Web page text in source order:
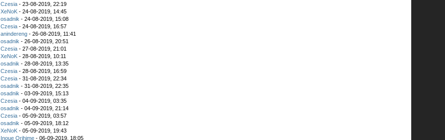
Czesia - 23-08-2019, 22:19
XeNoK - 24-08-2019, 14:45
osadnik - 24-08-2019, 15:08
Czesia - 24-08-2019, 16:57
anindereng - 26-08-2019, 11:41
osadnik - 26-08-2019, 20:51
Czesia - 27-08-2019, 21:01
XeNoK - 28-08-2019, 10:11
osadnik - 28-08-2019, 13:35
Czesia - 28-08-2019, 16:59
Czesia - 31-08-2019, 22:34
osadnik - 31-08-2019, 22:35
osadnik - 03-09-2019, 15:13
Czesia - 04-09-2019, 03:35
osadnik - 04-09-2019, 21:14
Czesia - 05-09-2019, 03:57
osadnik - 05-09-2019, 18:12
XeNoK - 05-09-2019, 19:43
Inoue Orihime - 06-09-2019, 18:05